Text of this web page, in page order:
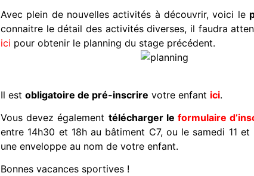
Avec plein de nouvelles activités à découvrir, voici le
connaitre le détail des activités diverses, il faudra
ici pour obtenir le planning du stage précédent.
Il est obligatoire de pré-inscrire votre enfant ici.
Vous devez également télécharger le formulaire
entre 14h30 et 18h au bâtiment C7, ou le samedi 11
une enveloppe au nom de votre enfant.
Bonnes vacances sportives !